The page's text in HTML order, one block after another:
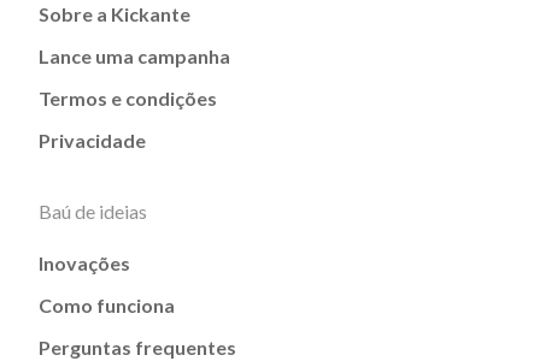
Sobre a Kickante
Lance uma campanha
Termos e condições
Privacidade
Baú de ideias
Inovações
Como funciona
Perguntas frequentes